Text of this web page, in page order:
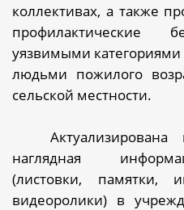
коллективах, а также
уязвимыми
людьми пожилого
сельской местности.
наглядная
(листовки, памятки,
видеоролики) в